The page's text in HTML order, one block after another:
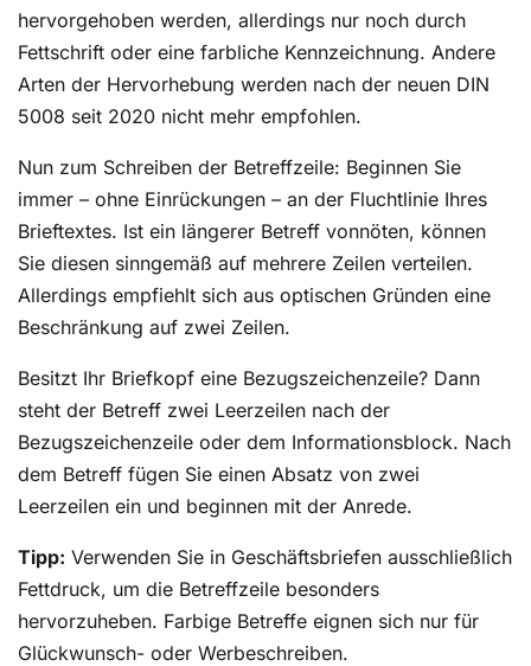
hervorgehoben werden, allerdings nur noch durch
Fettschrift oder eine farbliche Kennzeichnung. Andere
Arten der Hervorhebung werden nach der neuen DIN
5008 seit 2020 nicht mehr empfohlen.
Nun zum Schreiben der Betreffzeile: Beginnen Sie
immer – ohne Einrückungen – an der Fluchtlinie Ihres
Brieftextes. Ist ein längerer Betreff vonnöten, können
Sie diesen sinngemäß auf mehrere Zeilen verteilen.
Allerdings empfiehlt sich aus optischen Gründen eine
Beschränkung auf zwei Zeilen.
Besitzt Ihr Briefkopf eine Bezugszeichenzeile? Dann
steht der Betreff zwei Leerzeilen nach der
Bezugszeichenzeile oder dem Informationsblock. Nach
dem Betreff fügen Sie einen Absatz von zwei
Leerzeilen ein und beginnen mit der Anrede.
Tipp: Verwenden Sie in Geschäftsbriefen ausschließlich
Fettdruck, um die Betreffzeile besonders
hervorzuheben. Farbige Betreffe eignen sich nur für
Glückwunsch- oder Werbeschreiben.